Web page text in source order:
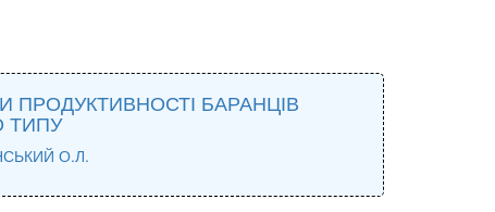
ПРОДУКТИВНОСТІ БАРАНЦІВ
ТИПУ
О.Л.